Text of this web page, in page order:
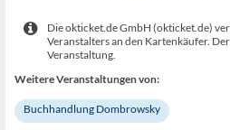
Die okticket.de GmbH (okticket.de)
Veranstalters an den Kartenkäufer.
Veranstaltung.
Weitere Veranstaltungen von:
Buchhandlung Dombrowsky